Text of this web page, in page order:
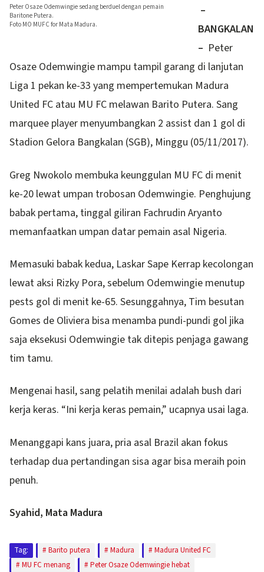
Peter Osaze Odemwingie sedang berduel dengan pemain
Baritone Putera.
Foto MO MUFC for Mata Madura.
–
BANGKALAN
– Peter
Osaze Odemwingie mampu tampil garang di lanjutan
Liga 1 pekan ke-33 yang mempertemukan Madura
United FC atau MU FC melawan Barito Putera. Sang
marquee player menyumbangkan 2 assist dan 1 gol di
Stadion Gelora Bangkalan (SGB), Minggu (05/11/2017).
Greg Nwokolo membuka keunggulan MU FC di menit
ke-20 lewat umpan trobosan Odemwingie. Penghujung
babak pertama, tinggal giliran Fachrudin Aryanto
memanfaatkan umpan datar pemain asal Nigeria.
Memasuki babak kedua, Laskar Sape Kerrap kecolongan
lewat aksi Rizky Pora, sebelum Odemwingie menutup
pests gol di menit ke-65. Sesunggahnya, Tim besutan
Gomes de Oliviera bisa menamba pundi-pundi gol jika
saja eksekusi Odemwingie tak ditepis penjaga gawang
tim tamu.
Mengenai hasil, sang pelatih menilai adalah bush dari
kerja keras. “Ini kerja keras pemain,” ucapnya usai laga.
Menanggapi kans juara, pria asal Brazil akan fokus
terhadap dua pertandingan sisa agar bisa meraih poin
penuh.
Syahid, Mata Madura
Tag: Barito putera Madura
Madura United FC
MU FC menang
Peter Osaze Odemwingie hebat